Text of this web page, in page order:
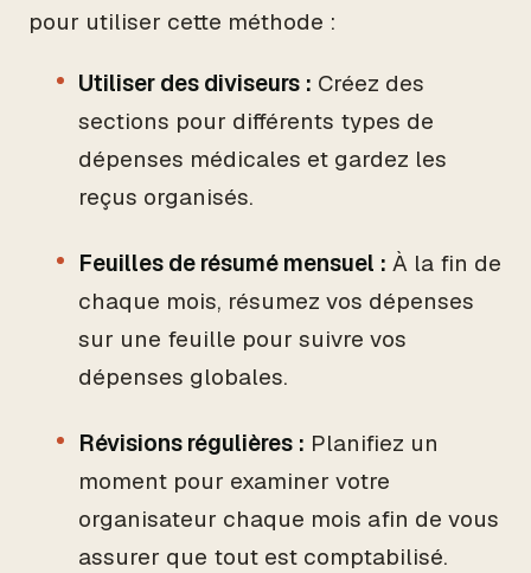
pour utiliser cette méthode :
Utiliser des diviseurs : Créez des
sections pour différents types de
dépenses médicales et gardez les
reçus organisés.
Feuilles de résumé mensuel : À la fin de
chaque mois, résumez vos dépenses
sur une feuille pour suivre vos
dépenses globales.
Révisions régulières : Planifiez un
moment pour examiner votre
organisateur chaque mois afin de vous
assurer que tout est comptabilisé.